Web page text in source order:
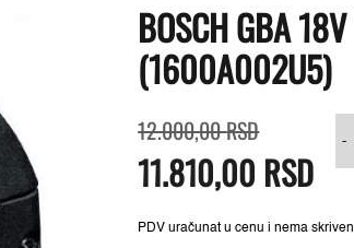
BOSCH GBA
(1600A002U5)
12.000,00RSDcena
je
bila:
12.000,00
11.810,00 RSD
cena
je:
11.810,00
PDV uračunat u cenu i nema
-